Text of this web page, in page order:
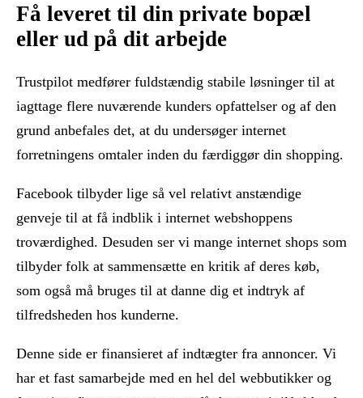
Få leveret til din private bopæl
eller ud på dit arbejde
Trustpilot medfører fuldstændig stabile løsninger til at
iagttage flere nuværende kunders opfattelser og af den
grund anbefales det, at du undersøger internet
forretningens omtaler inden du færdiggør din shopping.
Facebook tilbyder lige så vel relativt anstændige
genveje til at få indblik i internet webshoppens
troværdighed. Desuden ser vi mange internet shops som
tilbyder folk at sammensætte en kritik af deres køb,
som også må bruges til at danne dig et indtryk af
tilfredsheden hos kunderne.
Denne side er finansieret af indtægter fra annoncer. Vi
har et fast samarbejde med en hel del webbutikker og